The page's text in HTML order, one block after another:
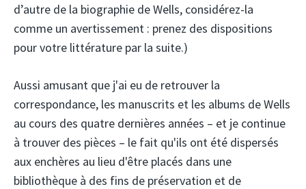
d’autre de la biographie de Wells, considérez-la
comme un avertissement : prenez des dispositions
pour votre littérature par la suite.)
Aussi amusant que j'ai eu de retrouver la
correspondance, les manuscrits et les albums de Wells
au cours des quatre dernières années – et je continue
à trouver des pièces – le fait qu'ils ont été dispersés
aux enchères au lieu d'être placés dans une
bibliothèque à des fins de préservation et de